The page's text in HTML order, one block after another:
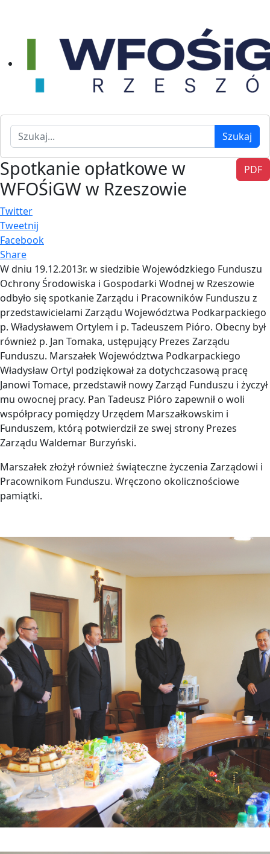
Szukaj Szukaj
PDF
Spotkanie opłatkowe w
WFOŚiGW w Rzeszowie
Twitter
Tweetnij
Facebook
Share
W dniu 19.12.2013r. w siedzibie Wojewódzkiego Funduszu
Ochrony Środowiska i Gospodarki Wodnej w Rzeszowie
odbyło się spotkanie Zarządu i Pracowników Funduszu z
przedstawicielami Zarządu Województwa Podkarpackiego
p. Władysławem Ortylem i p. Tadeuszem Pióro. Obecny był
również p. Jan Tomaka, ustępujący Prezes Zarządu
Funduszu. Marszałek Województwa Podkarpackiego
Władysław Ortyl podziękował za dotychczasową pracę
Janowi Tomace, przedstawił nowy Zarząd Funduszu i życzył
mu owocnej pracy. Pan Tadeusz Pióro zapewnił o woli
współpracy pomiędzy Urzędem Marszałkowskim i
Funduszem, którą potwierdził ze swej strony Prezes
Zarządu Waldemar Burzyński.
Marszałek złożył również świąteczne życzenia Zarządowi i
Pracownikom Funduszu. Wręczono okolicznościowe
pamiątki.